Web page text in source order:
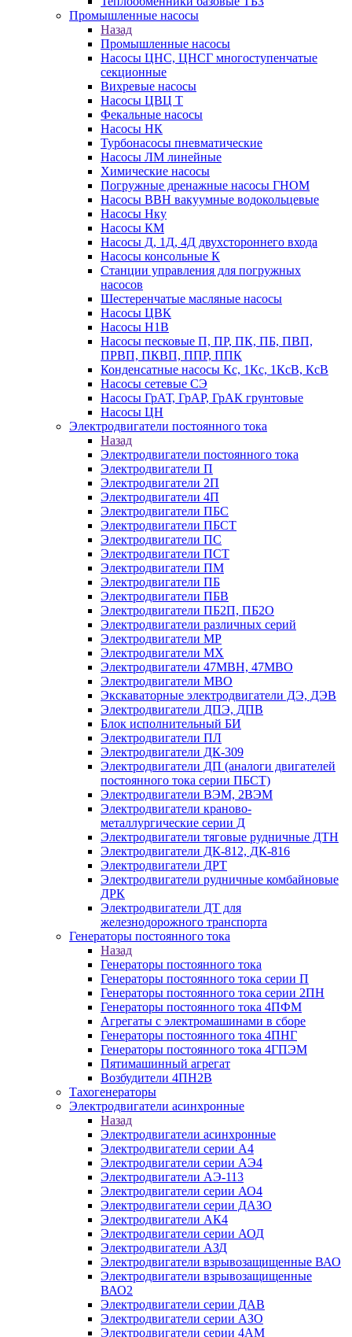
Промышленные насосы
Назад
Промышленные насосы
Насосы ЦНС, ЦНСГ многоступенчатые
секционные
Вихревые насосы
Насосы ЦВЦ Т
Фекальные насосы
Насосы НК
Турбонасосы пневматические
Насосы ЛМ линейные
Химические насосы
Погружные дренажные насосы ГНОМ
Насосы ВВН вакуумные водокольцевые
Насосы Нку
Насосы КМ
Насосы Д, 1Д, 4Д двухстороннего входа
Насосы консольные К
Станции управления для погружных
насосов
Шестеренчатые масляные насосы
Насосы ЦВК
Насосы Н1В
Насосы песковые П, ПР, ПК, ПБ, ПВП,
ПРВП, ПКВП, ППР, ППК
Конденсатные насосы Кс, 1Кс, 1КсВ, КсВ
Насосы сетевые СЭ
Насосы ГрАТ, ГрАР, ГрАК грунтовые
Насосы ЦН
Электродвигатели постоянного тока
Назад
Электродвигатели постоянного тока
Электродвигатели П
Электродвигатели 2П
Электродвигатели 4П
Электродвигатели ПБС
Электродвигатели ПБСТ
Электродвигатели ПС
Электродвигатели ПСТ
Электродвигатели ПМ
Электродвигатели ПБ
Электродвигатели ПБВ
Электродвигатели ПБ2П, ПБ2О
Электродвигатели различных серий
Электродвигатели МР
Электродвигатели MX
Электродвигатели 47MBH, 47МВО
Электродвигатели MBO
Экскаваторные электродвигатели ДЭ, ДЭВ
Электродвигатели ДПЭ, ДПВ
Блок исполнительный БИ
Электродвигатели ПЛ
Электродвигатели ДК-309
Электродвигатели ДП (аналоги двигателей
постоянного тока серии ПБСТ)
Электродвигатели ВЭМ, 2ВЭМ
Электродвигатели краново-
металлургические серии Д
Электродвигатели тяговые рудничные ДТН
Электродвигатели ДК-812, ДК-816
Электродвигатели ДРТ
Электродвигатели рудничные комбайновые
ДРК
Электродвигатели ДТ для
железнодорожного транспорта
Генераторы постоянного тока
Назад
Генераторы постоянного тока
Генераторы постоянного тока серии П
Генераторы постоянного тока серии 2ПН
Генераторы постоянного тока 4ПФМ
Агрегаты с электромашинами в сборе
Генераторы постоянного тока 4ПНГ
Генераторы постоянного тока 4ГПЭМ
Пятимашинный агрегат
Возбудители 4ПН2В
Тахогенераторы
Электродвигатели асинхронные
Назад
Электродвигатели асинхронные
Электродвигатели серии А4
Электродвигатели серии АЭ4
Электродвигатели АЭ-113
Электродвигатели серии АО4
Электродвигатели серии ДАЗО
Электродвигатели АК4
Электродвигатели серии АОД
Электродвигатели АЗД
Электродвигатели взрывозащищенные ВАО
Электродвигатели взрывозащищенные
ВАО2
Электродвигатели серии ДАВ
Электродвигатели серии АЗО
Электродвигатели серии 4АМ